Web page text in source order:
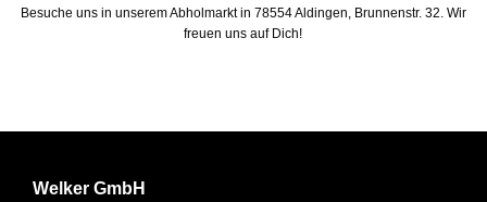
Besuche uns in unserem Abholmarkt in 78554 Aldingen, Brunnenstr. 32. Wir
freuen uns auf Dich!
Welker GmbH